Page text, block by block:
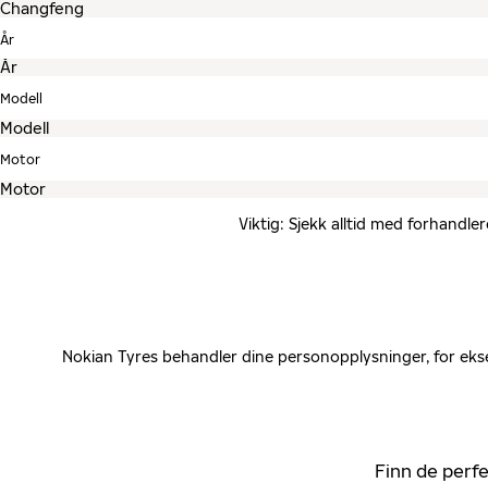
År
Modell
Motor
Viktig: Sjekk alltid med
Nokian Tyres behandler dine personopplysninger, for
Finn de